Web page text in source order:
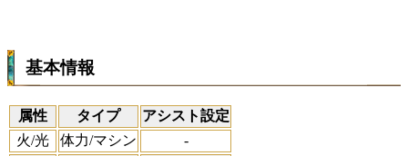
基本情報
属性 タイプ
アシスト設定
火/光
体力/マシン
-